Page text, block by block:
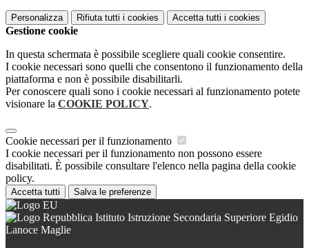
Personalizza Rifiuta tutti i cookies Accetta tutti i cookies
Gestione cookie
In questa schermata è possibile scegliere quali cookie consentire.
I cookie necessari sono quelli che consentono il funzionamento della
piattaforma e non è possibile disabilitarli.
Per conoscere quali sono i cookie necessari al funzionamento potete
visionare la COOKIE POLICY.
Cookie necessari per il funzionamento
I cookie necessari per il funzionamento non possono essere
disabilitati. È possibile consultare l'elenco nella pagina della cookie
policy.
Accetta tutti Salva le preferenze
Istituto Istruzione Secondaria Superiore Egidio
Lanoce Maglie